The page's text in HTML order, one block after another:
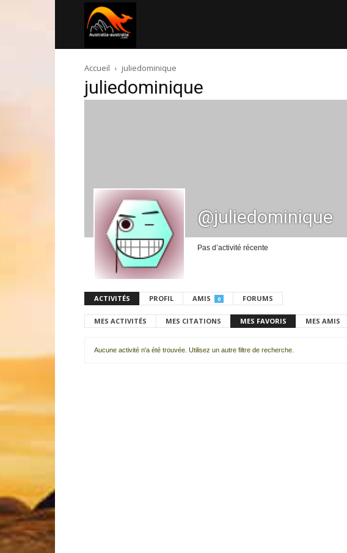
australie.com
Accueil juliedominique
juliedominique
@juliedominique
Pas d’activité récente
ACTIVITÉS PROFIL AMIS 0 FORUMS
MES ACTIVITÉS MES CITATIONS MES FAVORIS MES AMIS
Aucune activité n'a été trouvée. Utilisez un autre filtre de recherche.